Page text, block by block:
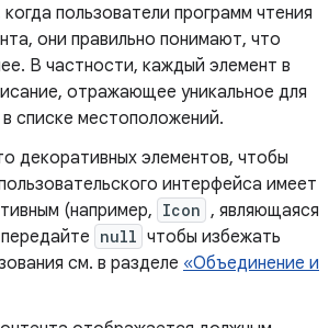
пользователи программ чтения
они правильно понимают, что
В частности, каждый элемент в
отражающее уникальное для
списке местоположений.
декоративных элементов, чтобы
интерфейса имеет
(например, Icon , являющаяся
null чтобы избежать
см. в разделе «Объединение и